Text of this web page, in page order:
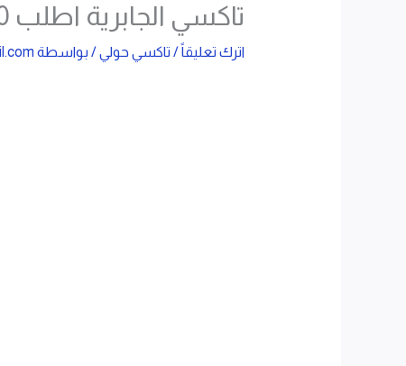
تاكسي الجابرية اطلب 50509520
اترك تعليقاً/ تاكسي حولي/ بواسطة